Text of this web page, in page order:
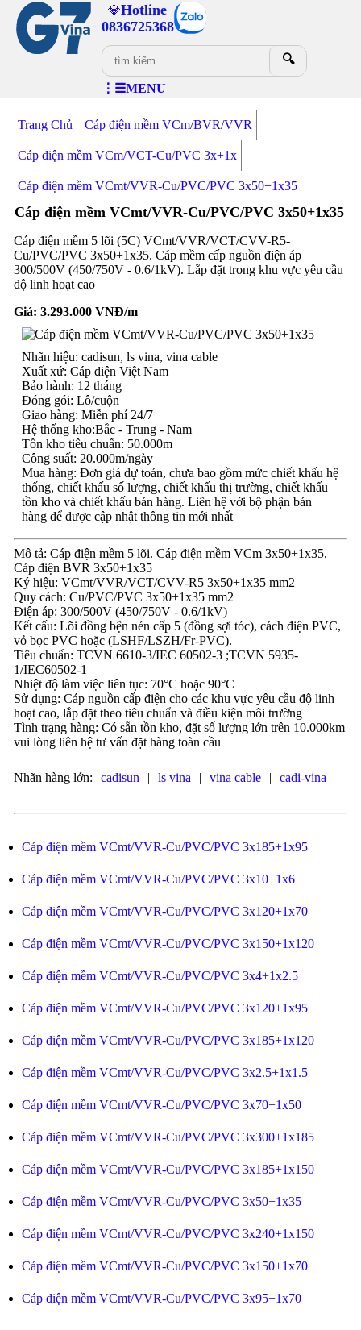
💎Hotline
0836725368
🔍
⋮☰MENU
Trang Chủ Cáp điện mềm VCm/BVR/VVR
Cáp điện mềm VCm/VCT-Cu/PVC 3x+1x
Cáp điện mềm VCmt/VVR-Cu/PVC/PVC 3x50+1x35
Cáp điện mềm VCmt/VVR-Cu/PVC/PVC 3x50+1x35
Cáp điện mềm 5 lõi (5C) VCmt/VVR/VCT/CVV-R5-
Cu/PVC/PVC 3x50+1x35. Cáp mềm cấp nguồn điện áp
300/500V (450/750V - 0.6/1kV). Lắp đặt trong khu vực yêu cầu
độ linh hoạt cao
Giá: 3.293.000VNĐ/m
Nhãn hiệu: cadisun, ls vina, vina cable
Xuất xứ: Cáp điện Việt Nam
Bảo hành: 12 tháng
Đóng gói: Lô/cuộn
Giao hàng: Miễn phí 24/7
Hệ thống kho:Bắc - Trung - Nam
Tồn kho tiêu chuẩn: 50.000m
Công suất: 20.000m/ngày
Mua hàng: Đơn giá dự toán, chưa bao gồm mức chiết khấu hệ
thống, chiết khấu số lượng, chiết khấu thị trường, chiết khấu
tồn kho và chiết khấu bán hàng. Liên hệ với bộ phận bán
hàng để được cập nhật thông tin mới nhất
Mô tả: Cáp điện mềm 5 lõi. Cáp điện mềm VCm 3x50+1x35,
Cáp điện BVR 3x50+1x35
Ký hiệu: VCmt/VVR/VCT/CVV-R5 3x50+1x35 mm2
Quy cách: Cu/PVC/PVC 3x50+1x35 mm2
Điện áp: 300/500V (450/750V - 0.6/1kV)
Kết cấu: Lõi đồng bện nén cấp 5 (đồng sợi tóc), cách điện PVC,
vỏ bọc PVC hoặc (LSHF/LSZH/Fr-PVC).
Tiêu chuẩn: TCVN 6610-3/IEC 60502-3 ;TCVN 5935-
1/IEC60502-1
Nhiệt độ làm việc liên tục: 70°C hoặc 90°C
Sử dụng: Cáp nguồn cấp điện cho các khu vực yêu cầu độ linh
hoạt cao, lắp đặt theo tiêu chuẩn và điều kiện môi trường
Tình trạng hàng: Có sẵn tồn kho, đặt số lượng lớn trên 10.000km
vui lòng liên hệ tư vấn đặt hàng toàn cầu
Nhãn hàng lớn: cadisun | ls vina | vina cable | cadi-vina
Cáp điện mềm VCmt/VVR-Cu/PVC/PVC 3x185+1x95
Cáp điện mềm VCmt/VVR-Cu/PVC/PVC 3x10+1x6
Cáp điện mềm VCmt/VVR-Cu/PVC/PVC 3x120+1x70
Cáp điện mềm VCmt/VVR-Cu/PVC/PVC 3x150+1x120
Cáp điện mềm VCmt/VVR-Cu/PVC/PVC 3x4+1x2.5
Cáp điện mềm VCmt/VVR-Cu/PVC/PVC 3x120+1x95
Cáp điện mềm VCmt/VVR-Cu/PVC/PVC 3x185+1x120
Cáp điện mềm VCmt/VVR-Cu/PVC/PVC 3x2.5+1x1.5
Cáp điện mềm VCmt/VVR-Cu/PVC/PVC 3x70+1x50
Cáp điện mềm VCmt/VVR-Cu/PVC/PVC 3x300+1x185
Cáp điện mềm VCmt/VVR-Cu/PVC/PVC 3x185+1x150
Cáp điện mềm VCmt/VVR-Cu/PVC/PVC 3x50+1x35
Cáp điện mềm VCmt/VVR-Cu/PVC/PVC 3x240+1x150
Cáp điện mềm VCmt/VVR-Cu/PVC/PVC 3x150+1x70
Cáp điện mềm VCmt/VVR-Cu/PVC/PVC 3x95+1x70